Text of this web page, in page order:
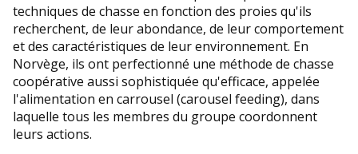
techniques de chasse en fonction des proies qu'ils
recherchent, de leur abondance, de leur comportement
et des caractéristiques de leur environnement. En
Norvège, ils ont perfectionné une méthode de chasse
coopérative aussi sophistiquée qu'efficace, appelée
l'alimentation en carrousel (carousel feeding), dans
laquelle tous les membres du groupe coordonnent
leurs actions.